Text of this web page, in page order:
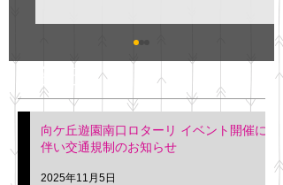
明日(11月6日)午後3時～5
階会議室にてGOの説明会
を行います。 神奈川個人
タクシー協同組合 専務 佐
久間
最新記事
向ケ丘遊園南口ロターリ イベント開催に
伴い交通規制のお知らせ
2025年11月5日